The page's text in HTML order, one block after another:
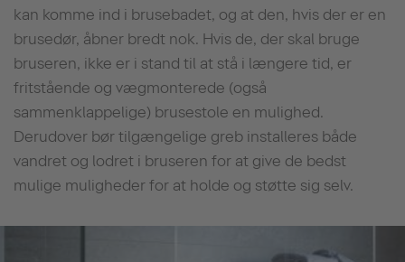
kan komme ind i brusebadet, og at den, hvis der er en
brusedør, åbner bredt nok. Hvis de, der skal bruge
bruseren, ikke er i stand til at stå i længere tid, er
fritstående og vægmonterede (også
sammenklappelige) brusestole en mulighed.
Derudover bør tilgængelige greb installeres både
vandret og lodret i bruseren for at give de bedst
mulige muligheder for at holde og støtte sig selv.